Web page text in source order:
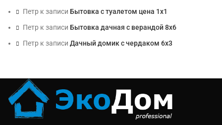
Петр к записи Бытовка с туалетом цена 1х1
Петр к записи Бытовка дачная с верандой 8х6
Петр к записи Дачный домик с чердаком 6х3